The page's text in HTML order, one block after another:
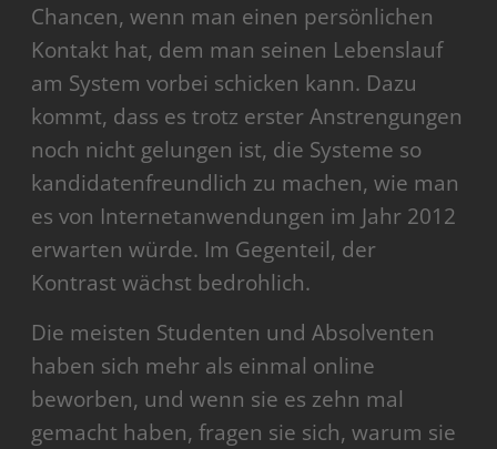
Chancen, wenn man einen persönlichen
Kontakt hat, dem man seinen Lebenslauf
am System vorbei schicken kann. Dazu
kommt, dass es trotz erster Anstrengungen
noch nicht gelungen ist, die Systeme so
kandidatenfreundlich zu machen, wie man
es von Internetanwendungen im Jahr 2012
erwarten würde. Im Gegenteil, der
Kontrast wächst bedrohlich.
Die meisten Studenten und Absolventen
haben sich mehr als einmal online
beworben, und wenn sie es zehn mal
gemacht haben, fragen sie sich, warum sie